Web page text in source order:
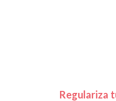
Regulariza